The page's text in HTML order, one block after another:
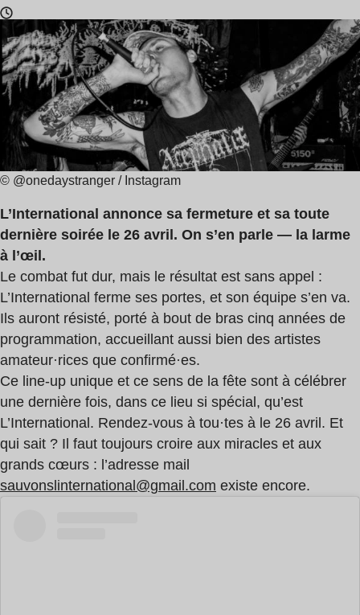
Temps
de
lecture
:
min
© @onedaystranger / Instagram
L’International annonce sa fermeture et sa toute
dernière soirée le 26 avril. On s’en parle — la larme
à l’œil.
Le combat fut dur, mais le résultat est sans appel :
L’International ferme ses portes, et son équipe s’en va.
Ils auront résisté, porté à bout de bras cinq années de
programmation, accueillant aussi bien des artistes
amateur·rices que confirmé·es.
Ce line-up unique et ce sens de la fête sont à célébrer
une dernière fois, dans ce lieu si spécial, qu’est
L’International. Rendez-vous à tou·tes à le 26 avril. Et
qui sait ? Il faut toujours croire aux miracles et aux
grands cœurs : l’adresse mail
sauvonslinternational@gmail.com existe encore.